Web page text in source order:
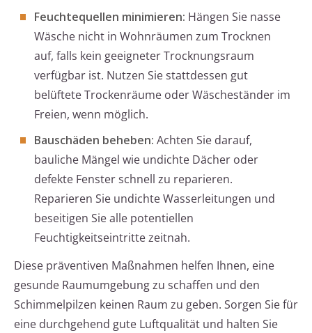
Feuchtequellen minimieren: Hängen Sie nasse
Wäsche nicht in Wohnräumen zum Trocknen
auf, falls kein geeigneter Trocknungsraum
verfügbar ist. Nutzen Sie stattdessen gut
belüftete Trockenräume oder Wäscheständer im
Freien, wenn möglich.
Bauschäden beheben: Achten Sie darauf,
bauliche Mängel wie undichte Dächer oder
defekte Fenster schnell zu reparieren.
Reparieren Sie undichte Wasserleitungen und
beseitigen Sie alle potentiellen
Feuchtigkeitseintritte zeitnah.
Diese präventiven Maßnahmen helfen Ihnen, eine
gesunde Raumumgebung zu schaffen und den
Schimmelpilzen keinen Raum zu geben. Sorgen Sie für
eine durchgehend gute Luftqualität und halten Sie